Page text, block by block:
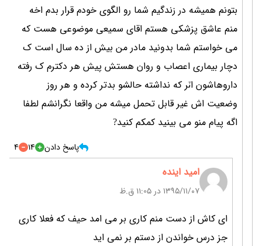
بتونم همیشه در زندگیم شما رو الگوی خودم قرار بدم اخه
منم عاشق پزشکی هستم اقای سميعى موضوعی هست که
می خواستم شما بدونید مادر من بیش از ده سال است ک
دچار بیمارى اعصاب و روان هستش پیش هر دکترم ک رفته
داروهاشون اٽر که نداشته حالشو بدتر کرده و هر روز
وضعیت اش غیر قابل تحمل میشه من واقعا نگرانشم لطفا
اگه پیام منو می بينيد کمکم کنيد?
پاسخ دادن 14
4
امید اینده
۱۳۹۵/۱۱/۰۷ در 11:05 ق.ظ
ای کاش از دست منم کاری بر می امد حیف که فعلا کاری
جز درس خواندن از دستم بر نمی اید